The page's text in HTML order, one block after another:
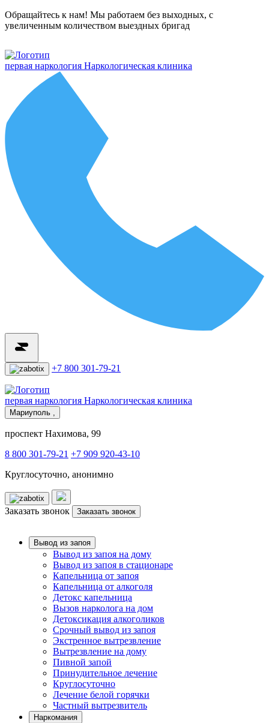
Обращайтесь к нам! Мы работаем без выходных, с
увеличенным количеством выездных бригад
первая наркология Наркологическая клиника
+7 800 301-79-21
первая наркология Наркологическая клиника
Мариуполь ,
проспект Нахимова, 99
8 800 301-79-21 +7 909 920-43-10
Круглосуточно, анонимно
Заказать звонок Заказать звонок
Вывод из запоя
Вывод из запоя на дому
Вывод из запоя в стационаре
Капельница от запоя
Капельница от алкоголя
Детокс капельница
Вызов нарколога на дом
Детоксикация алкоголиков
Срочный вывод из запоя
Экстренное вытрезвление
Вытрезвление на дому
Пивной запой
Принудительное лечение
Круглосуточно
Лечение белой горячки
Частный вытрезвитель
Наркомания